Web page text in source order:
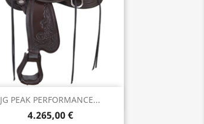
JG PEAK PERFORMANCE...
4.265,00 €
 Anteprima